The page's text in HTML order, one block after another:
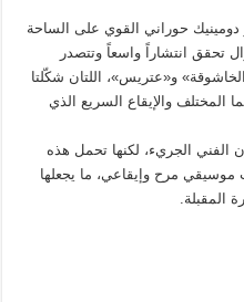
حوراني القوي على الساحة
تحقق انتشاراً واسعاً وتتصدر
و«عتريس»، اللتان شكّلتا
والإيقاع السريع الذي
الفني الجريء، لكنها تحمل هذه
موسيقي مرح وإيقاعي، ما يجعلها
المقبلة.